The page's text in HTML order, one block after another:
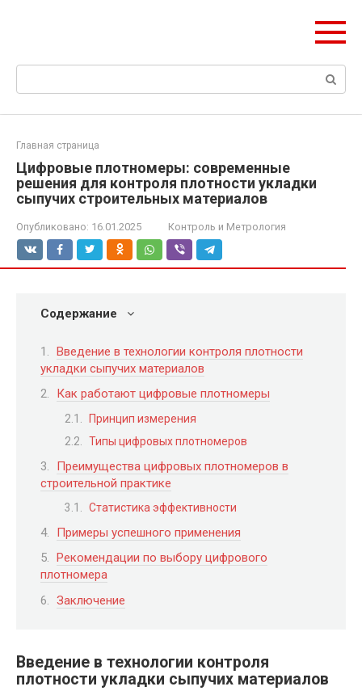
Поиск:
Главная страница
Цифровые плотномеры: современные
решения для контроля плотности укладки
сыпучих строительных материалов
Опубликовано: 16.01.2025 Контроль и Метрология
Содержание
Введение в технологии контроля плотности
укладки сыпучих материалов
Как работают цифровые плотномеры
Принцип измерения
Типы цифровых плотномеров
Преимущества цифровых плотномеров в
строительной практике
Статистика эффективности
Примеры успешного применения
Рекомендации по выбору цифрового
плотномера
Заключение
Введение в технологии контроля
плотности укладки сыпучих материалов